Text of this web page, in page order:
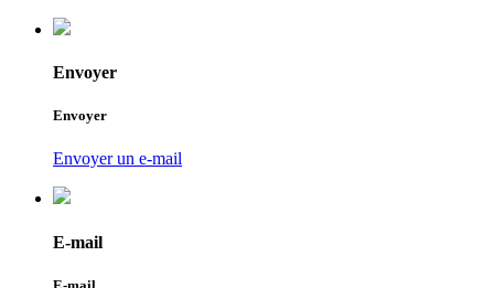
Envoyer
Envoyer
Envoyer un e-mail
E-mail